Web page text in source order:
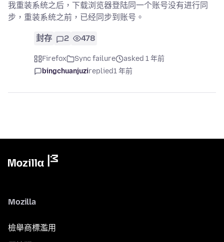
我重装系统之后，下载浏览器登陆同一个账号没有进行同
步，重装系统之前，已经同步到账号。
封存 2 478
Firefox Sync failure
asked 1 年前
bingchuanjuzireplied1 年前
Mozilla
檢舉商標濫用